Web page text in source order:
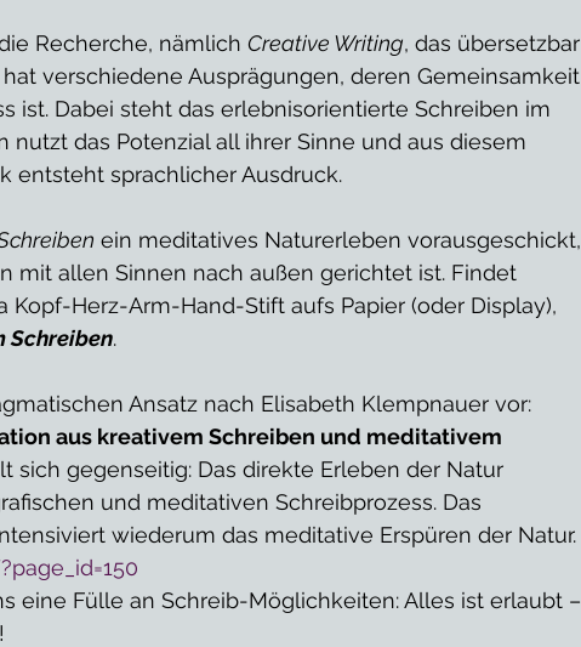
Recherche, nämlich Creative Writing, das übersetzbar
hat verschiedene Ausprägungen, deren Gemeinsamkeit
ist. Dabei steht das erlebnisorientierte Schreiben im
nutzt das Potenzial all ihrer Sinne und aus diesem
entsteht sprachlicher Ausdruck.
ein meditatives Naturerleben vorausgeschickt,
mit allen Sinnen nach außen gerichtet ist. Findet
Kopf-Herz-Arm-Hand-Stift aufs Papier (oder Display),
Schreiben.
Ansatz nach Elisabeth Klempnauer vor:
aus kreativem Schreiben und meditativem
sich gegenseitig: Das direkte Erleben der Natur
und meditativen Schreibprozess. Das
wiederum das meditative Erspüren der Natur.
eine Fülle an Schreib-Möglichkeiten: Alles ist erlaubt –